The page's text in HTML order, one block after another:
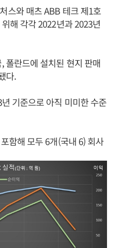
스와 매츠 ABB 테크 제1호
해 각각 2022년과 2023년
폴란드에 설치된 현지 판매
다.
기준으로 아직 미미한 수준
함해 모두 6개(국내 6) 회사